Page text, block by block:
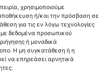
χρησιμοποιούμε
ή/και την πρόσβαση σε
για τις εν λόγω τεχνολογίες
δεδομένα προσωπικού
ή μοναδικά
Η μη συγκατάθεση ή η
να επηρεάσει αρνητικά
US